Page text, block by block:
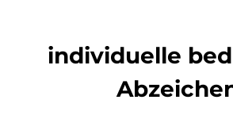
individuelle